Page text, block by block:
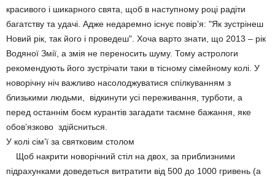
красивого і шикарного свята, щоб в наступному році радіти
багатству та удачі. Адже недаремно існує повір’я: "Як зустрінеш
Новий рік, так його і проведеш". Хоча варто знати, що 2013 – рік
Водяної Змії, а змія не переносить шуму. Тому астрологи
рекомендують його зустрічати таки в тісному сімейному колі. У
новорічну ніч важливо насолоджуватися спілкуванням з
близькими людьми, відкинути усі переживання, турботи, а
перед останнім боєм курантів загадати таємне бажання, яке
обов’язково здійсниться.
У колі сім’ї за святковим столом
Щоб накрити новорічний стіл на двох, за приблизними
підрахунками доведеться витратити від 500 до 1000 гривень (а